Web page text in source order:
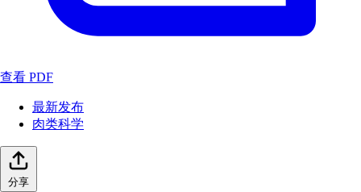
查看 PDF
最新发布
肉类科学
分享